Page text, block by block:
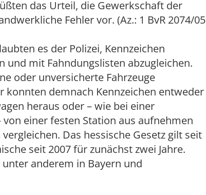
das Urteil, die Gewerkschaft der
Fehler vor. (Az.: 1 BvR 2074/05
es der Polizei, Kennzeichen
und mit Fahndungslisten abzugleichen.
oder unversicherte Fahrzeuge
konnten demnach Kennzeichen entweder
heraus oder – wie bei einer
einer festen Station aus aufnehmen
Das hessische Gesetz gilt seit
seit 2007 für zunächst zwei Jahre.
anderem in Bayern und